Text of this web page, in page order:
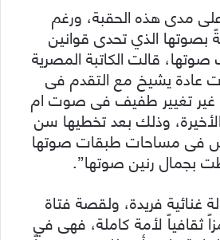
مدى هذه الحقبة، ورغم
الذي تحدى قوانين
قالت الكاتبة المصرية
عادة يشيخ مع التقدم فى
غير تغيير طفيف فى صوت ام
وذلك بعد تخطيها سن
فى مساحات طبقات صوتها
بجمال رنين صوتها”.
غنائية فريدة، ولقصة فتاة
ثقافياً لأمة كاملة، فهى في